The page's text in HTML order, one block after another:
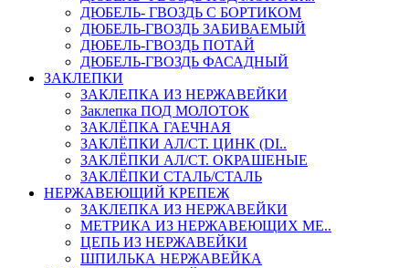
ДЮБЕЛЬ- ГВОЗДЬ С БОРТИКОМ
ДЮБЕЛЬ-ГВОЗДЬ ЗАБИВАЕМЫЙ
ДЮБЕЛЬ-ГВОЗДЬ ПОТАЙ
ДЮБЕЛЬ-ГВОЗДЬ ФАСАДНЫЙ
ЗАКЛЕПКИ
ЗАКЛЕПКА ИЗ НЕРЖАВЕЙКИ
Заклепка ПОД МОЛОТОК
ЗАКЛЁПКА ГАЕЧНАЯ
ЗАКЛЁПКИ АЛ/СТ. ЦИНК (DI..
ЗАКЛЁПКИ АЛ/СТ. ОКРАШЕНЫЕ
ЗАКЛЁПКИ СТАЛЬ/СТАЛЬ
НЕРЖАВЕЮЩИЙ КРЕПЕЖ
ЗАКЛЕПКА ИЗ НЕРЖАВЕЙКИ
МЕТРИКА ИЗ НЕРЖАВЕЮЩИХ МЕ..
ЦЕПЬ ИЗ НЕРЖАВЕЙКИ
ШПИЛЬКА НЕРЖАВЕЙКА